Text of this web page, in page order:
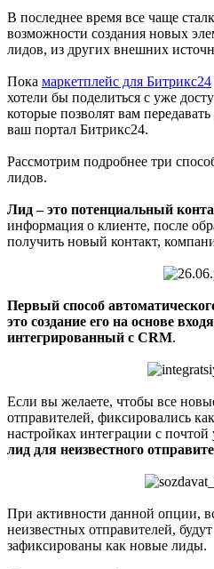
В последнее время все чаще
возможности создания новых
лидов, из других внешних
Пока маркетплейс для Битрикс24
хотели бы поделиться с уже
которые позволят вам
ваш портал Битрикс24.
Рассмотрим подробнее три
лидов.
Лид – это потенциальный
информация о клиенте, после
получить новый контакт,
Первый способ
это создание его на основе
интегрированный с CRM.
Если вы желаете, чтобы все
отправителей, фиксировались
настройках интеграции с почтой
лид для неизвестного
При активности данной опции,
неизвестных отправителей,
зафиксированы как новые лиды.